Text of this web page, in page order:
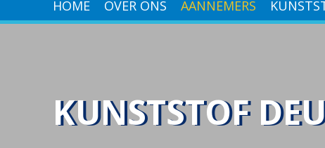
HOME OVER ONS AANNEMERS
KUNSTSTOF